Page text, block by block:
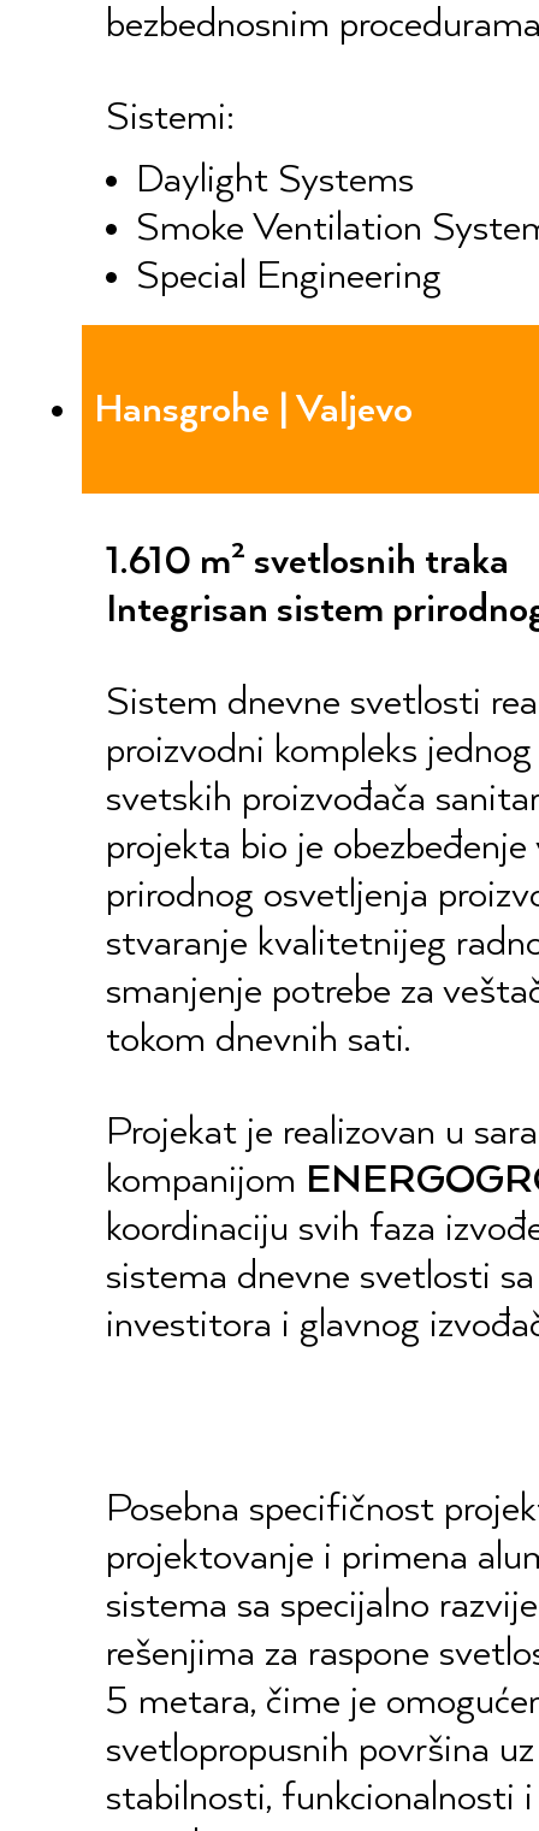
bezbednosnim
Sistemi:
Daylight Systems
Smoke Ventilation
Special Engineering
Hansgrohe | Valjevo
1.610 m² svetlosnih traka
Integrisan sistem
Sistem dnevne svetlosti
proizvodni kompleks
svetskih proizvođača
projekta bio je
prirodnog osvetljenja
stvaranje kvalitetnijeg
smanjenje potrebe za
tokom dnevnih sati.
Projekat je realizovan u
kompanijom
koordinaciju svih faza
sistema dnevne svetlosti
investitora i glavnog
Posebna specifičnost
projektovanje i primena
sistema sa specijalno
rešenjima za raspone
5 metara, čime je
svetlopropusnih površina
stabilnosti, funkcionalnosti